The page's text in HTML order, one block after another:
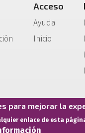
Acceso
Ayuda
Inicio
para mejorar la
enlace de esta